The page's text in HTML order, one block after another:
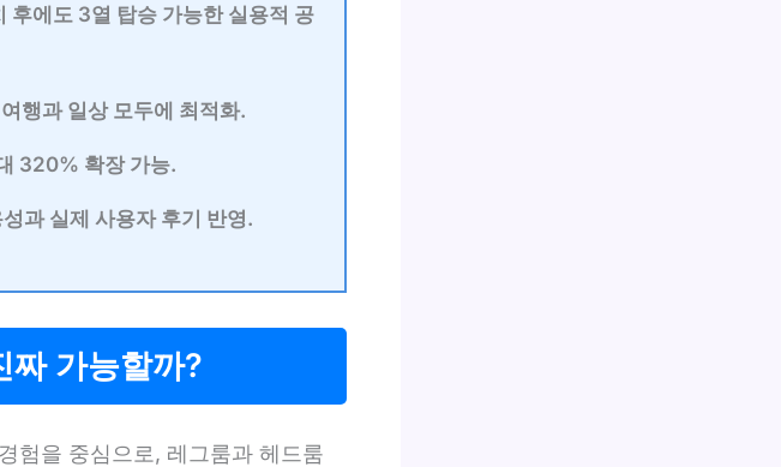
후에도 3열 탑승 가능한 실용적 공
행과 일상 모두에 최적화.
320% 확장 가능.
과 실제 사용자 후기 반영.
짜 가능할까?
험을 중심으로, 레그룸과 헤드룸